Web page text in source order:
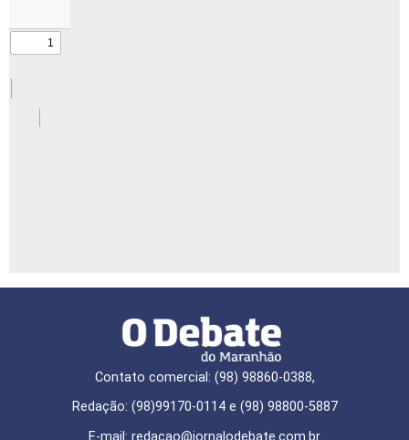
Contato comercial: (98) 98860-0388,
Redação: (98)99170-0114 e (98) 98800-5887
E-mail: redaçao@jornalodebate.com.br